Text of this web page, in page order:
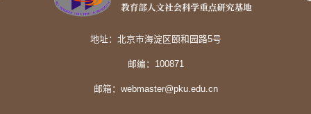
地址：北京市海淀区颐和园路5号
邮编：100871
邮箱：webmaster@pku.edu.cn